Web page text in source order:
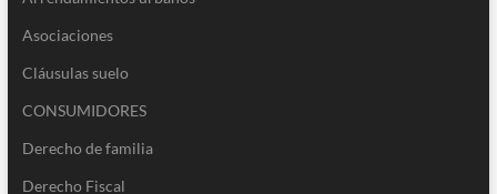
Asociaciones
Cláusulas suelo
CONSUMIDORES
Derecho de familia
Derecho Fiscal